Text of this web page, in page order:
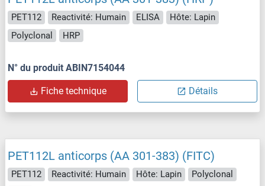
PET112 Reactivité: Humain ELISA
Hôte: Lapin
Polyclonal
HRP
N° du produit ABIN7154044
Fiche technique Détails
PET112L anticorps (AA 301-383) (FITC)
PET112 Reactivité: Humain Hôte: Lapin
Polyclonal